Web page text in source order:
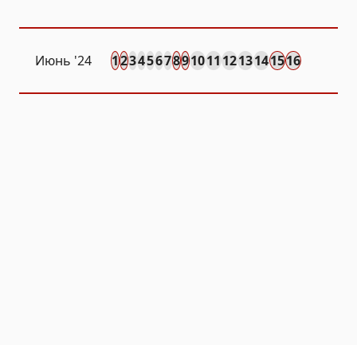
Июнь '24 12345678910111213141516